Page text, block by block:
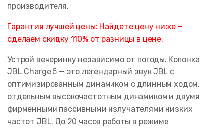
производителя.
Гарантия лучшей цены: Найдете цену ниже –
сделаем скидку 110% от разницы в цене.
Устрой вечеринку независимо от погоды. Колонка
JBL Charge 5 — это легендарный звук JBL с
оптимизированным динамиком с длинным ходом,
отдельным высокочастотным динамиком и двумя
фирменными пассивными излучателями низких
частот JBL. До 20 часов работы в режиме